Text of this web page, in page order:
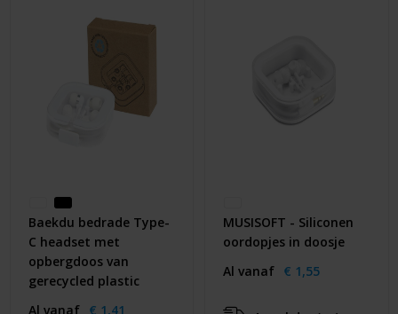
Baekdu bedrade Type-
C headset met
opbergdoos van
gerecycled plastic
Al vanaf € 1,41
MUSISOFT - Siliconen
oordopjes in doosje
Al vanaf € 1,55